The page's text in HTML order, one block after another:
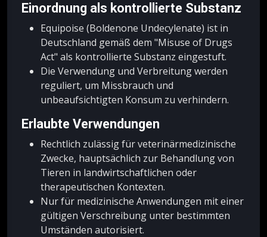
Einordnung als kontrollierte Substanz
Equipoise (Boldenone Undecylenate) ist in
Deutschland gemäß dem "Misuse of Drugs
Act" als kontrollierte Substanz eingestuft.
Die Verwendung und Verbreitung werden
reguliert, um Missbrauch und
unbeaufsichtigten Konsum zu verhindern.
Erlaubte Verwendungen
Rechtlich zulässig für veterinärmedizinische
Zwecke, hauptsächlich zur Behandlung von
Tieren in landwirtschaftlichen oder
therapeutischen Kontexten.
Nur für medizinische Anwendungen mit einer
gültigen Verschreibung unter bestimmten
Umständen autorisiert.